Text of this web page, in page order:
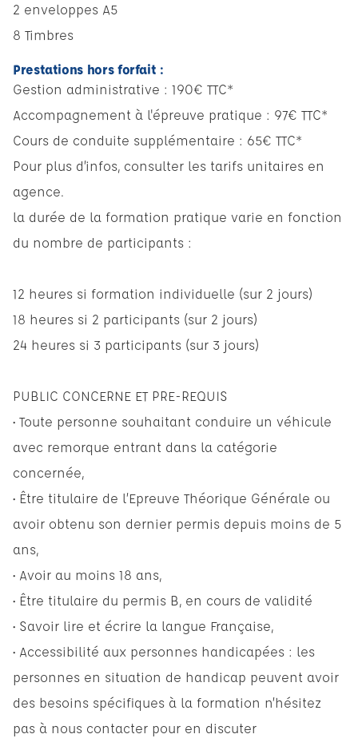
2 enveloppes A5
8 Timbres
Prestations hors forfait :
Gestion administrative : 190€ TTC*
Accompagnement à l'épreuve pratique : 97€ TTC*
Cours de conduite supplémentaire : 65€ TTC*
Pour plus d’infos, consulter les tarifs unitaires en
agence.
la durée de la formation pratique varie en fonction
du nombre de participants :
12 heures si formation individuelle (sur 2 jours)
18 heures si 2 participants (sur 2 jours)
24 heures si 3 participants (sur 3 jours)
PUBLIC CONCERNE ET PRE-REQUIS
• Toute personne souhaitant conduire un véhicule
avec remorque entrant dans la catégorie
concernée,
• Être titulaire de l’Epreuve Théorique Générale ou
avoir obtenu son dernier permis depuis moins de 5
ans,
• Avoir au moins 18 ans,
• Être titulaire du permis B, en cours de validité
• Savoir lire et écrire la langue Française,
• Accessibilité aux personnes handicapées : les
personnes en situation de handicap peuvent avoir
des besoins spécifiques à la formation n’hésitez
pas à nous contacter pour en discuter